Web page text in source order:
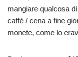
mangiare qualcosa
caffè / cena a fine
monete, come lo